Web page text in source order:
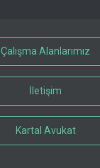
Çalışma Alanlarımız
İletişim
Kartal Avukat